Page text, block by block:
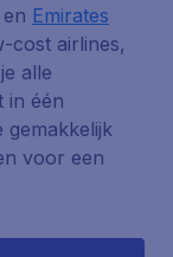
en Emirates
cost airlines,
alle
in één
gemakkelijk
voor een